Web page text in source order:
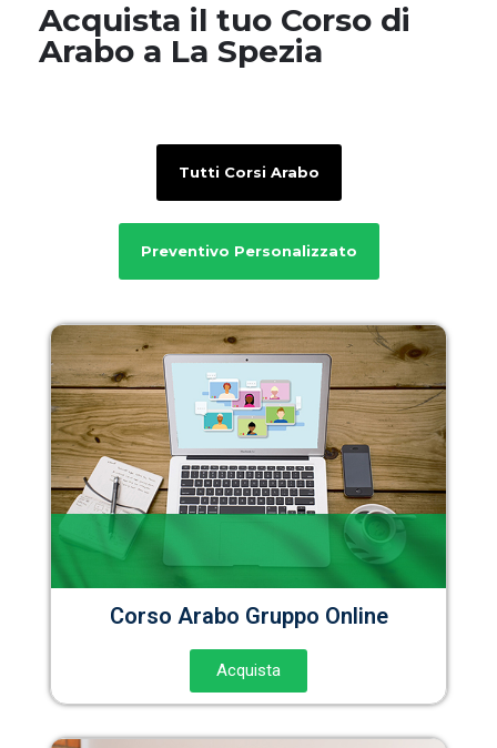
Acquista il tuo Corso di
Arabo a La Spezia
Tutti Corsi Arabo
Preventivo Personalizzato
Corso Arabo Gruppo Online
Acquista